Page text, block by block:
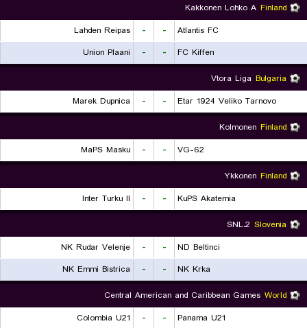
Finland
Kakkonen Lohko A
Atlantis FC
-
-
Lahden Reipas
FC Kiffen
-
-
Union Plaani
Bulgaria
Vtora Liga
Etar 1924 Veliko Tarnovo
-
-
Marek Dupnica
Finland
Kolmonen
VG-62
-
-
MaPS Masku
Finland
Ykkonen
KuPS Akatemia
-
-
Inter Turku II
Slovenia
2.SNL
ND Beltinci
-
-
NK Rudar Velenje
NK Krka
-
-
NK Emmi Bistrica
World
Central American and Caribbean Games
Panama U21
-
-
Colombia U21